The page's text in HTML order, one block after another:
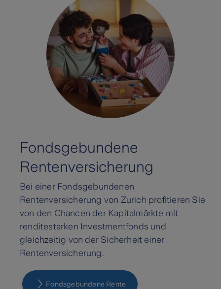
Fondsgebundene
Rentenversicherung
Bei einer Fondsgebundenen
Rentenversicherung von Zurich profitieren Sie
von den Chancen der Kapitalmärkte mit
renditestarken Investmentfonds und
gleichzeitig von der Sicherheit einer
Rentenversicherung.
Fondsgebundene Rente